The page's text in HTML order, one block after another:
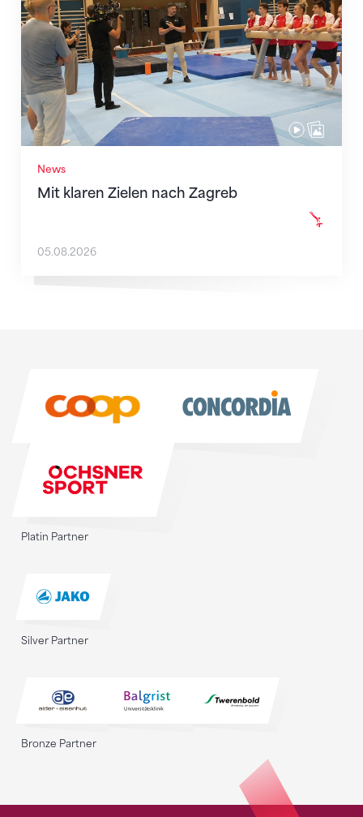
News
Mit klaren Zielen nach Zagreb
05.08.2026
Platin Partner
Silver Partner
Bronze Partner